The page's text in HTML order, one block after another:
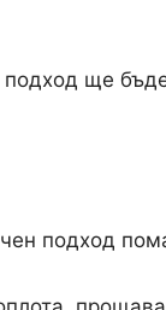
ще
подход